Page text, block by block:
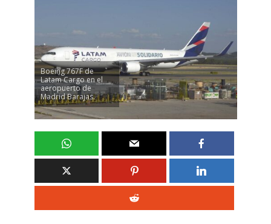
Boeing 767F de
Latam Cargo en el
aeropuerto de
Madrid Barajas.